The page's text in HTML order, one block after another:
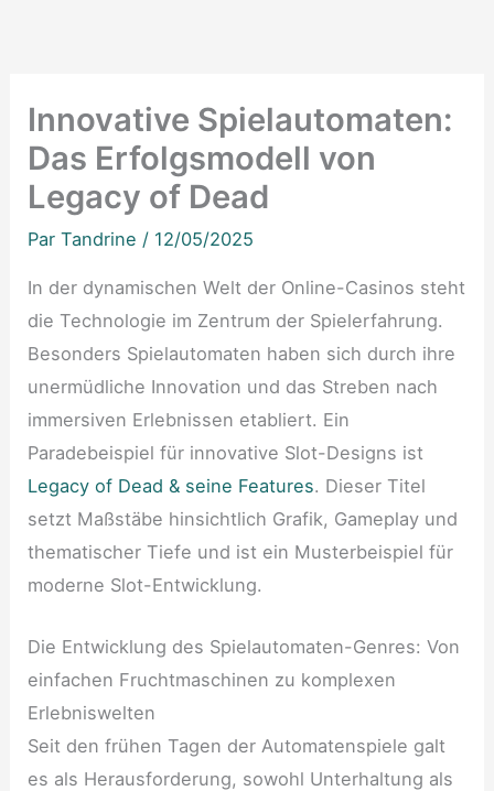
Innovative Spielautomaten:
Das Erfolgsmodell von
Legacy of Dead
ParTandrine / 12/05/2025
In der dynamischen Welt der Online-Casinos steht
die Technologie im Zentrum der Spielerfahrung.
Besonders Spielautomaten haben sich durch ihre
unermüdliche Innovation und das Streben nach
immersiven Erlebnissen etabliert. Ein
Paradebeispiel für innovative Slot-Designs ist
Legacy of Dead & seine Features. Dieser Titel
setzt Maßstäbe hinsichtlich Grafik, Gameplay und
thematischer Tiefe und ist ein Musterbeispiel für
moderne Slot-Entwicklung.
Die Entwicklung des Spielautomaten-Genres: Von
einfachen Fruchtmaschinen zu komplexen
Erlebniswelten
Seit den frühen Tagen der Automatenspiele galt
es als Herausforderung, sowohl Unterhaltung als